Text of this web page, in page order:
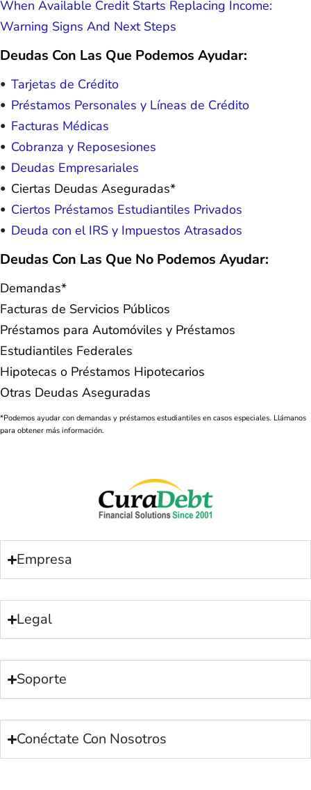
When Available Credit Starts Replacing Income:
Warning Signs And Next Steps
Deudas Con Las Que Podemos Ayudar:
Tarjetas de Crédito
Préstamos Personales y Líneas de Crédito
Facturas Médicas
Cobranza y Reposesiones
Deudas Empresariales
Ciertas Deudas Aseguradas*
Ciertos Préstamos Estudiantiles Privados
Deuda con el IRS y Impuestos Atrasados
Deudas Con Las Que No Podemos Ayudar:
Demandas*
Facturas de Servicios Públicos
Préstamos para Automóviles y Préstamos
Estudiantiles Federales
Hipotecas o Préstamos Hipotecarios
Otras Deudas Aseguradas
*Podemos ayudar con demandas y préstamos estudiantiles en casos especiales. Llámanos
para obtener más información.
Empresa
Legal
Soporte
Conéctate Con Nosotros